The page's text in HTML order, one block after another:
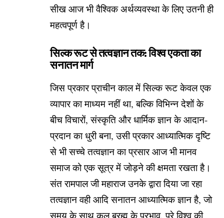
सीख आज भी वैश्विक अर्थव्यवस्था के लिए उतनी ही
महत्वपूर्ण है।
सिल्क रूट से तत्वज्ञान तक: विश्व एकता का
सनातन मार्ग
जिस प्रकार प्राचीन काल में सिल्क रूट केवल एक
व्यापार का माध्यम नहीं था, बल्कि विभिन्न देशों के
बीच विचारों, संस्कृति और धार्मिक ज्ञान के आदान-
प्रदान का धुरी बना, उसी प्रकार आध्यात्मिक दृष्टि
से भी सच्चे तत्वज्ञान का प्रसार आज भी मानव
समाज को एक सूत्र में जोड़ने की क्षमता रखता है।
संत रामपाल जी महाराज उनके द्वारा दिया जा रहा
तत्वज्ञान वही आदि सनातन आध्यात्मिक ज्ञान है, जो
समय के साथ कल ब्रह्म के प्रभाव, पूरे विश्व की